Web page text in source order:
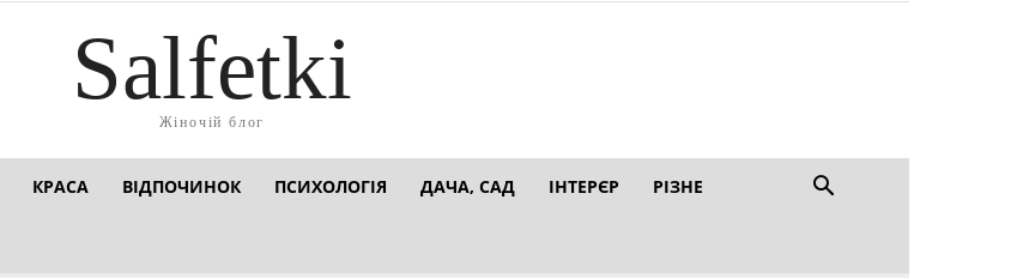
Salfetki
Жіночій блог
КРАСА ВІДПОЧИНОК ПСИХОЛОГІЯ ДАЧА, САД ІНТЕРЄР РІЗНЕ